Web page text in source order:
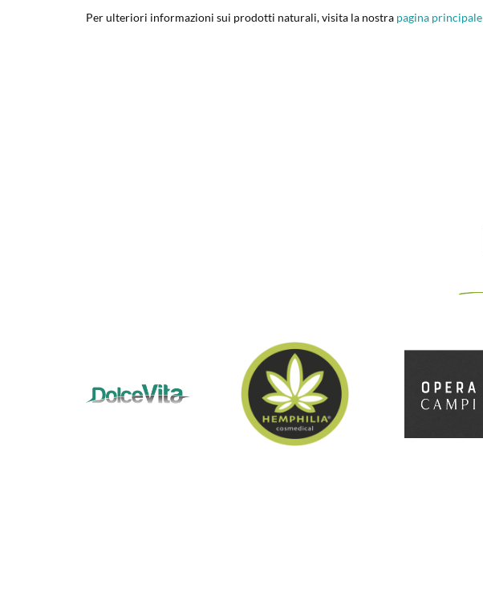
Per ulteriori informazioni sui prodotti naturali, visita la nostra pagina principale